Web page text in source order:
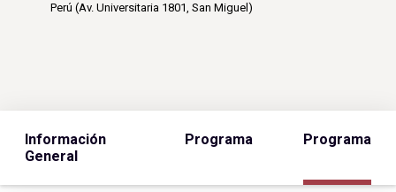
Perú (Av. Universitaria 1801, San Miguel)
Información
General
Programa Programa